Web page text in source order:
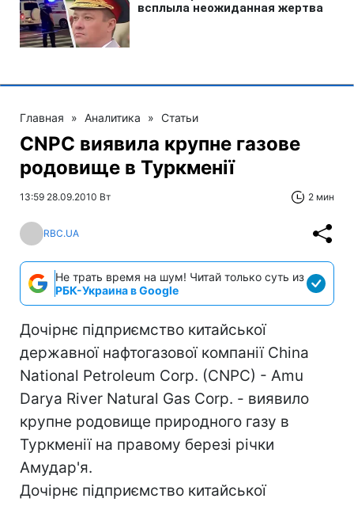
Главная » Аналитика » Статьи
CNPC виявила крупне газове
родовище в Туркменії
13:59 28.09.2010 Вт 2 мин
RBC.UA
Не трать время на шум! Читай только суть из
РБК-Украина в Google
Дочірнє підприємство китайської
державної нафтогазової компанії China
National Petroleum Corp. (CNPC) - Amu
Darya River Natural Gas Corp. - виявило
крупне родовище природного газу в
Туркменії на правому березі річки
Амудар'я.
Дочірнє підприємство китайської